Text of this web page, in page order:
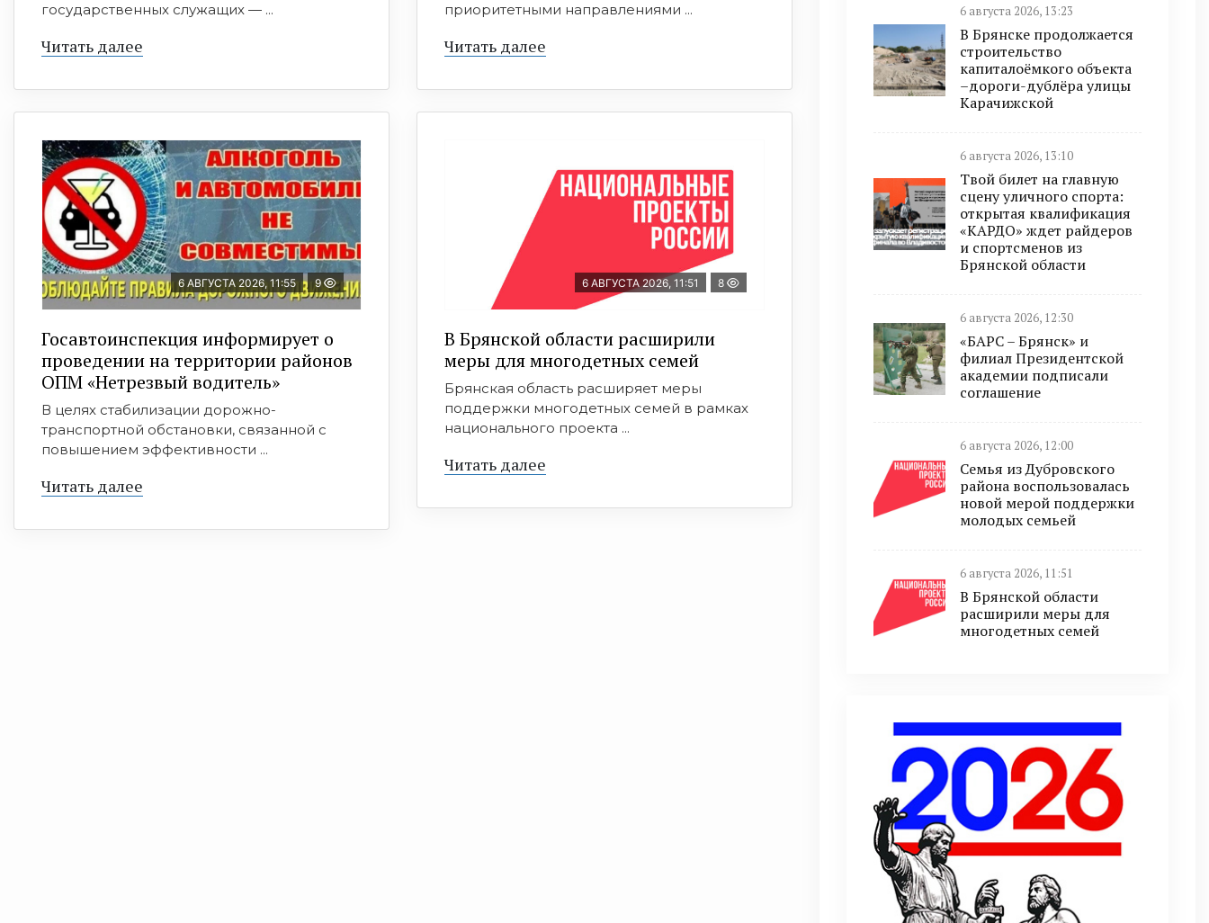
государственных служащих — ...
Читать далее
приоритетными направлениями ...
Читать далее
6 АВГУСТА 2026, 11:55 9
Госавтоинспекция информирует о
проведении на территории районов
ОПМ «Нетрезвый водитель»
В целях стабилизации дорожно-
транспортной обстановки, связанной с
повышением эффективности ...
Читать далее
6 АВГУСТА 2026, 11:51 8
В Брянской области расширили
меры для многодетных семей
Брянская область расширяет меры
поддержки многодетных семей в рамках
национального проекта ...
Читать далее
6 августа 2026, 13:23
В Брянске продолжается
строительство
капиталоёмкого объекта
–дороги-дублёра улицы
Карачижской
6 августа 2026, 13:10
Твой билет на главную
сцену уличного спорта:
открытая квалификация
«КАРДО» ждет райдеров
и спортсменов из
Брянской области
6 августа 2026, 12:30
«БАРС – Брянск» и
филиал Президентской
академии подписали
соглашение
6 августа 2026, 12:00
Семья из Дубровского
района воспользовалась
новой мерой поддержки
молодых семьей
6 августа 2026, 11:51
В Брянской области
расширили меры для
многодетных семей